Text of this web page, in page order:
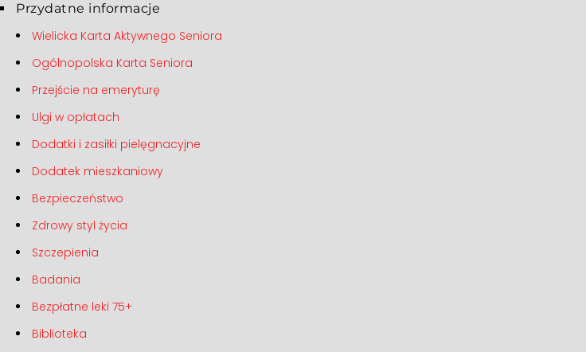
Przydatne informacje
Wielicka Karta Aktywnego Seniora
Ogólnopolska Karta Seniora
Przejście na emeryturę
Ulgi w opłatach
Dodatki i zasiłki pielęgnacyjne
Dodatek mieszkaniowy
Bezpieczeństwo
Zdrowy styl życia
Szczepienia
Badania
Bezpłatne leki 75+
Biblioteka